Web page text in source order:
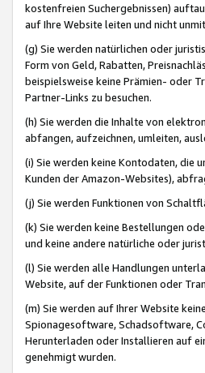
kostenfreien Suchergebnissen)
auf Ihre Website leiten und nicht
(g) Sie werden natürlichen oder
Form von Geld, Rabatten,
beispielsweise keine Prämien- oder
Partner-Links zu besuchen.
(h) Sie werden die Inhalte von
abfangen, aufzeichnen, umleiten,
(i) Sie werden keine Kontodaten, die
Kunden der Amazon-Websites),
(j) Sie werden Funktionen von
(k) Sie werden keine Bestellungen
und keine andere natürliche oder
(l) Sie werden alle Handlungen
Website, auf der Funktionen oder
(m) Sie werden auf Ihrer Website
Spionagesoftware, Schadsoftware,
Herunterladen oder Installieren auf
genehmigt wurden.